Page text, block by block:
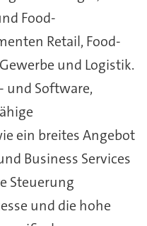
Food-
Retail, Food-
und Logistik.
und Software,
ein breites Angebot
Business Services
Steuerung
und die hohe